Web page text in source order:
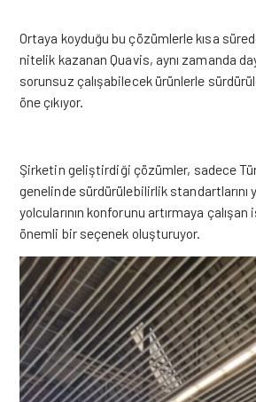
Ortaya koyduğu bu çözümlerle kısa
nitelik kazanan Quavis, aynı zamanda
sorunsuz çalışabilecek ürünlerle
öne çıkıyor.
Şirketin geliştirdiği çözümler, sadece
genelinde sürdürülebilirlik standartlarını
yolcularının konforunu artırmaya
önemli bir seçenek oluşturuyor.